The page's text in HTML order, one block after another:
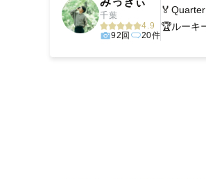
千葉
4.9
92回
20件
🏆ルーキ